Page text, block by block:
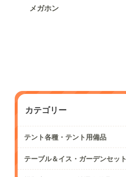
メガホン
カテゴリー
テント各種・テント用備品
テーブル＆イス・ガーデンセット